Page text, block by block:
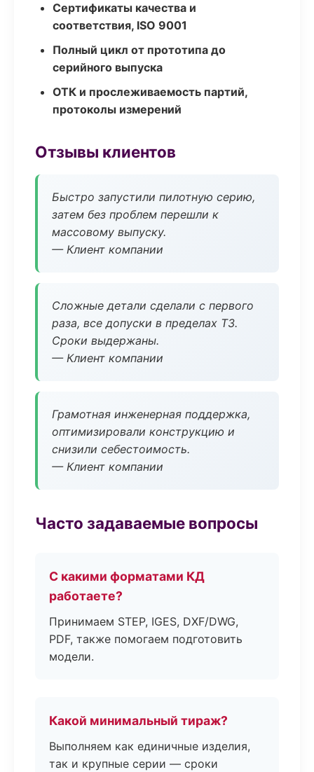
Сертификаты качества и
соответствия, ISO 9001
Полный цикл от прототипа до
серийного выпуска
ОТК и прослеживаемость партий,
протоколы измерений
Отзывы клиентов
Быстро запустили пилотную серию,
затем без проблем перешли к
массовому выпуску.
— Клиент компании
Сложные детали сделали с первого
раза, все допуски в пределах ТЗ.
Сроки выдержаны.
— Клиент компании
Грамотная инженерная поддержка,
оптимизировали конструкцию и
снизили себестоимость.
— Клиент компании
Часто задаваемые вопросы
С какими форматами КД
работаете?
Принимаем STEP, IGES, DXF/DWG,
PDF, также помогаем подготовить
модели.
Какой минимальный тираж?
Выполняем как единичные изделия,
так и крупные серии — сроки